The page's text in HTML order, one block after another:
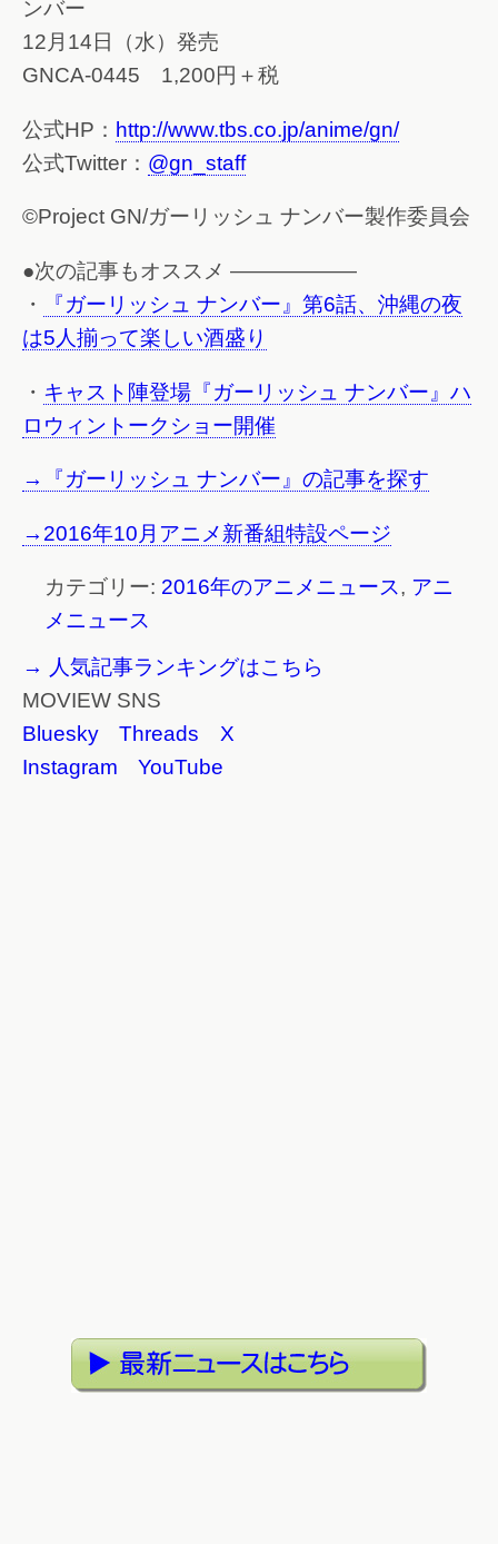
ンバー
12月14日（水）発売
GNCA-0445 1,200円＋税
公式HP： http://www.tbs.co.jp/anime/gn/
公式Twitter： @gn_staff
©Project GN/ガーリッシュ ナンバー製作委員会
●次の記事もオススメ ——————
・
『ガーリッシュ ナンバー』第6話、沖縄の夜
は5人揃って楽しい酒盛り
・ キャスト陣登場『ガーリッシュ ナンバー』ハ
ロウィントークショー開催
→『ガーリッシュ ナンバー』の記事を探す
→2016年10月アニメ新番組特設ページ
カテゴリー: 2016年のアニメニュース, アニ
メニュース
→ 人気記事ランキングはこちら
MOVIEW SNS
Bluesky
Threads
X
Instagram
YouTube